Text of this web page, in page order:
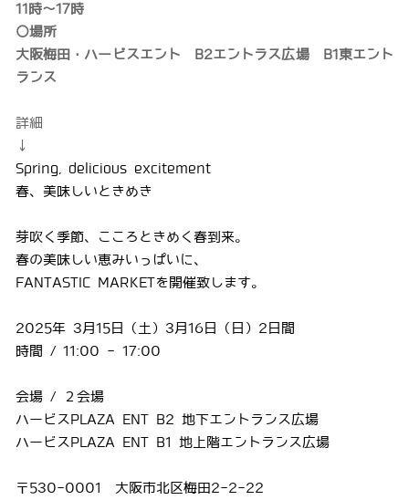
11時〜17時
○場所
大阪梅田・ハービスエント B2エントラス広場 B1東エント
ランス
詳細
↓
Spring, delicious excitement
春、美味しいときめき
芽吹く季節、こころときめく春到来。
春の美味しい恵みいっぱいに、
FANTASTIC MARKETを開催致します。
2025年 3月15日（土）3月16日（日）2日間
時間 / 11:00 - 17:00
会場 / ２会場
ハービスPLAZA ENT B2 地下エントランス広場
ハービスPLAZA ENT B1 地上階エントランス広場
〒530-0001 大阪市北区梅田2-2-22